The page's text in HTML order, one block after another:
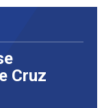
Cruz